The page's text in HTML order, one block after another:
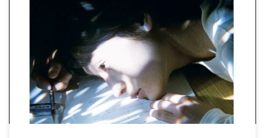
Seix Barral en su Biblioteca Formentor cerró el año 2025 con una
joyita oriental que pasó de puntillas en el catálogo de novedades:
Los amantes de la noche de Mieko Kawakami. La autora ya triunfó
con su anterior novela, Pechos y huevos, que logró gran éxito
internacional, para posteriormente publicar […]